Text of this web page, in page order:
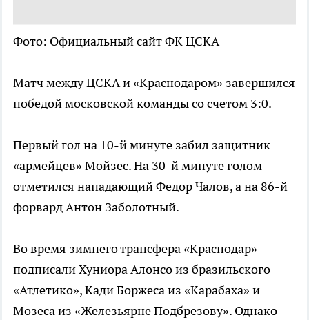
Фото: Официальный сайт ФК ЦСКА
Матч между ЦСКА и «Краснодаром» завершился
победой московской команды со счетом 3:0.
Первый гол на 10-й минуте забил защитник
«армейцев» Мойзес. На 30-й минуте голом
отметился нападающий Федор Чалов, а на 86-й
форвард Антон Заболотный.
Во время зимнего трансфера «Краснодар»
подписали Хуниора Алонсо из бразильского
«Атлетико», Кади Боржеса из «Карабаха» и
Мозеса из «Железьярне Подбрезову». Однако